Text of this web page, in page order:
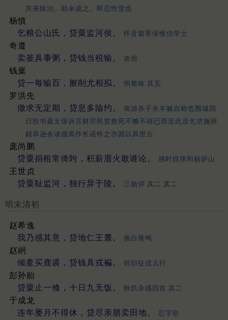
共来除治。助余成之。即忍性堂也
杨慎
乞粮公山氏，贷粟监河侯。
怀音篇寄张惟信学士
奇遵
卖釜具黍粥，贷钱当税输。
农俗
钱嶪
贷一每输百，朘削尤相拟。
悯黎咏 其五
罗洪先
徵求无定期，贷息多踰约。
南游赤子永丰贼自称也围城四
日投书聂太保诉言财尽民贫救死不赡不得已而至此且乞济施辞
颇恭逊余读感焉作长谣怜之亦因以风世云
庞尚鹏
贷粟捐租常倚盻，积薪厝火敢谁论。
感时排律和杨胪山
王世贞
贷粟耻监河，独行异于陵。
三杨诗 其二 其二
明末清初
赵希逸
我乃感其意，贷地仁王麓。
挽白善鸣
赵絅
倾橐买鹿裘，贷钱具戎褊。
邻归征戍儿行
彭孙贻
贷粟止一飧，十日九无饭。
秋饥杂感四首 其二
于成龙
连年屡月不得休，贷尽亲朋卖田地。
忍字歌